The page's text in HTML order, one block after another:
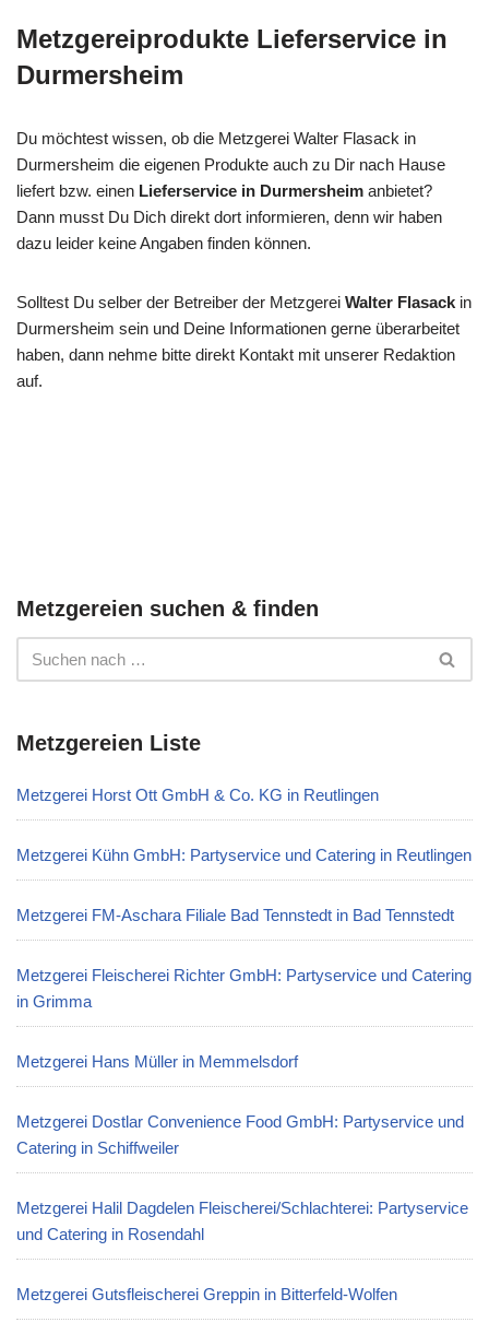
Metzgereiprodukte Lieferservice in
Durmersheim
Du möchtest wissen, ob die Metzgerei Walter Flasack in
Durmersheim die eigenen Produkte auch zu Dir nach Hause
liefert bzw. einen Lieferservice in Durmersheim anbietet?
Dann musst Du Dich direkt dort informieren, denn wir haben
dazu leider keine Angaben finden können.
Solltest Du selber der Betreiber der Metzgerei Walter Flasack in
Durmersheim sein und Deine Informationen gerne überarbeitet
haben, dann nehme bitte direkt Kontakt mit unserer Redaktion
auf.
Metzgereien suchen & finden
Metzgereien Liste
Metzgerei Horst Ott GmbH & Co. KG in Reutlingen
Metzgerei Kühn GmbH: Partyservice und Catering in Reutlingen
Metzgerei FM-Aschara Filiale Bad Tennstedt in Bad Tennstedt
Metzgerei Fleischerei Richter GmbH: Partyservice und Catering
in Grimma
Metzgerei Hans Müller in Memmelsdorf
Metzgerei Dostlar Convenience Food GmbH: Partyservice und
Catering in Schiffweiler
Metzgerei Halil Dagdelen Fleischerei/Schlachterei: Partyservice
und Catering in Rosendahl
Metzgerei Gutsfleischerei Greppin in Bitterfeld-Wolfen